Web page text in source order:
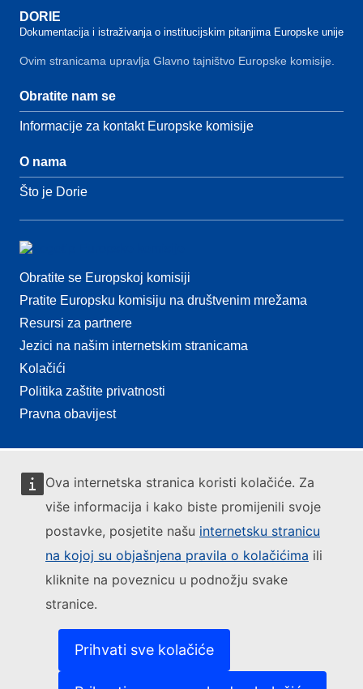
Ova internetska stranica koristi kolačiće. Za
više informacija i kako biste promijenili svoje
postavke, posjetite našu internetsku stranicu
na kojoj su objašnjena pravila o kolačićima ili
kliknite na poveznicu u podnožju svake
stranice.
Prihvati sve kolačiće
DORIE
Dokumentacija i istraživanja o institucijskim pitanjima Europske unije
Ovim stranicama upravlja Glavno tajništvo Europske komisije.
Obratite nam se
Informacije za kontakt Europske komisije
O nama
Što je Dorie
Obratite se Europskoj komisiji
Pratite Europsku komisiju na društvenim mrežama
Resursi za partnere
Jezici na našim internetskim stranicama
Kolačići
Politika zaštite privatnosti
Pravna obavijest